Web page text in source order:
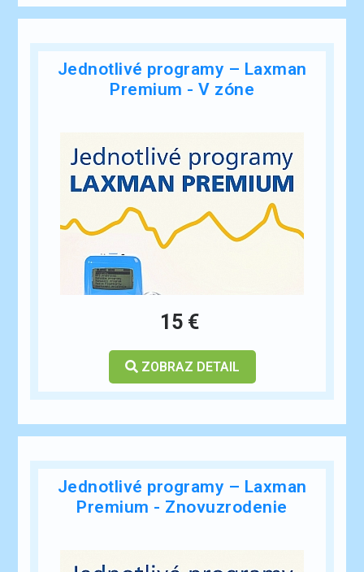
Jednotlivé programy – Laxman
Premium - V zóne
15 €
ZOBRAZ DETAIL
Jednotlivé programy – Laxman
Premium - Znovuzrodenie